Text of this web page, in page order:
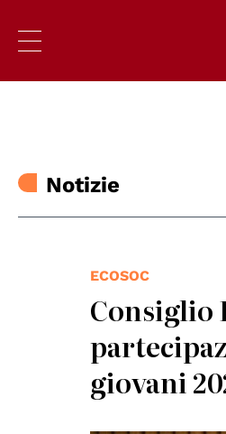
Notizie
ECOSOC
Consiglio
giovani